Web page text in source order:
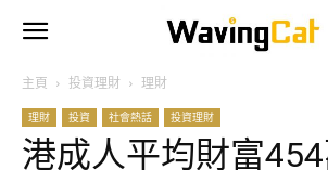
主頁 投資理財 理財
理財 投資 社會熱話 投資理財
港成人平均財富